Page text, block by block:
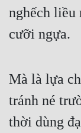
Xa Lộ Dịch
Cạnh Kỹ
Cổ Tiên Hiệp
nghếch liều
cưỡi ngựa.
Mà là lựa
tránh né
thời dùng